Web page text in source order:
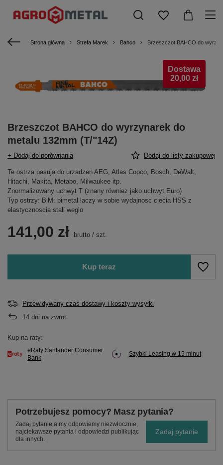
Strona główna Strefa Marek Bahco Brzeszczot BAHCO do
Dostawa
20,00 zł
Brzeszczot BAHCO do wyrzynarek do
metalu 132mm (T/"14Z)
+ Dodaj do porównania Dodaj do listy zakupowej
Te ostrza pasuja do urzadzen AEG, Atlas Copco, Bosch, DeWalt,
Hitachi, Makita, Metabo, Milwaukee itp.
Znormalizowany uchwyt T (znany równiez jako uchwyt Euro)
Typ ostrzy: BiM: bimetal laczy w sobie wydajnosc ciecia HSS z
elastycznoscia stali weglo
141,00 zł brutto / szt.
Kup teraz
Przewidywany czas dostawy i koszty wysyłki
14 dni na zwrot
Kup na raty:
eRaty Santander Consumer
Bank
Szybki Leasing w 15 minut
Potrzebujesz pomocy? Masz pytania?
Zadaj pytanie a my odpowiemy niezwłocznie,
najciekawsze pytania i odpowiedzi publikując
dla innych.
Zadaj pytanie